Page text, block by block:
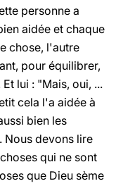
personne a
aidée et chaque
chose, l'autre
pour équilibrer,
lui : "Mais, oui, ...
cela l'a aidée à
bien les
Nous devons lire
qui ne sont
que Dieu sème